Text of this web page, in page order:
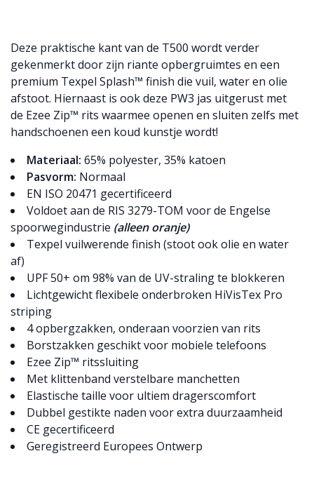
Deze praktische kant van de T500 wordt verder
gekenmerkt door zijn riante opbergruimtes en een
premium Texpel Splash™ finish die vuil, water en olie
afstoot. Hiernaast is ook deze PW3 jas uitgerust met
de Ezee Zip™ rits waarmee openen en sluiten zelfs met
handschoenen een koud kunstje wordt!
Materiaal: 65% polyester, 35% katoen
Pasvorm: Normaal
EN ISO 20471 gecertificeerd
Voldoet aan de RIS 3279-TOM voor de Engelse
spoorwegindustrie (alleen oranje)
Texpel vuilwerende finish (stoot ook olie en water
af)
UPF 50+ om 98% van de UV-straling te blokkeren
Lichtgewicht flexibele onderbroken HiVisTex Pro
striping
4 opbergzakken, onderaan voorzien van rits
Borstzakken geschikt voor mobiele telefoons
Ezee Zip™ ritssluiting
Met klittenband verstelbare manchetten
Elastische taille voor ultiem dragerscomfort
Dubbel gestikte naden voor extra duurzaamheid
CE gecertificeerd
Geregistreerd Europees Ontwerp